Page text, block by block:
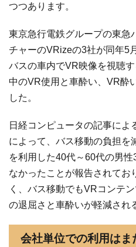
つつあります。
東京急行電鉄グループの東急
チャーのVRizeの3社が同年5
バスの車内でVR映像を視聴
中のVR使用と車酔い、VR酔
した。
日経コンピュータの記事によ
によって、バス移動の負担を
を利用した40代～60代の男
なかったことが報告されてお
く、バス移動でもVRコンテ
の退屈さと車酔いが軽減され
会社単位での利用は